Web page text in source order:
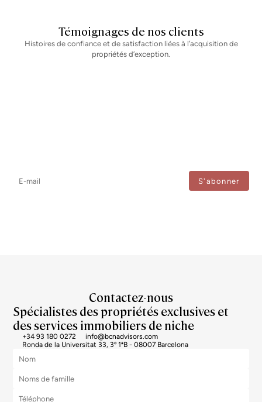
Témoignages de nos clients
Histoires de confiance et de satisfaction liées à l’acquisition de
propriétés d’exception.
Contactez-nous
Spécialistes des propriétés exclusives et
des services immobiliers de niche
+34 93 180 0272
info@bcnadvisors.com
Ronda de la Universitat 33, 3º 1ªB - 08007 Barcelona